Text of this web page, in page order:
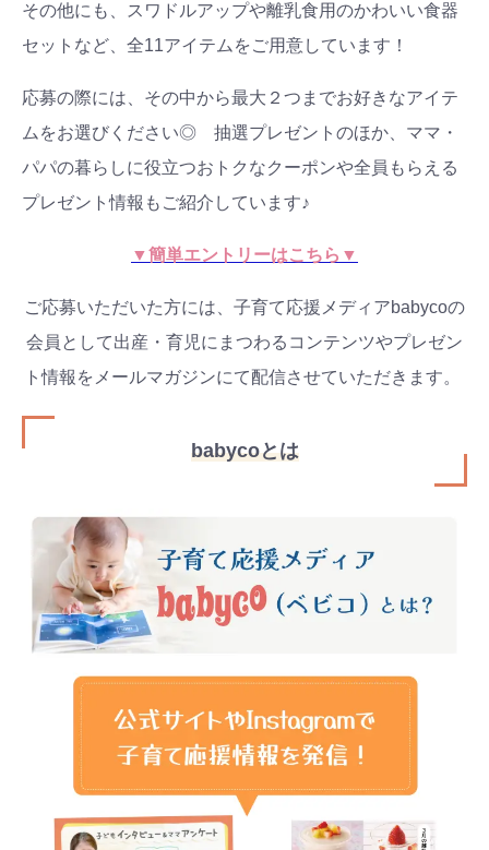
その他にも、スワドルアップや離乳食用のかわいい食器
セットなど、全11アイテムをご用意しています！
応募の際には、その中から最大２つまでお好きなアイテ
ムをお選びください◎ 抽選プレゼントのほか、ママ・
パパの暮らしに役立つおトクなクーポンや全員もらえる
プレゼント情報もご紹介しています♪
▼簡単エントリーはこちら▼
ご応募いただいた方には、子育て応援メディアbabycoの
会員として出産・育児にまつわるコンテンツやプレゼン
ト情報をメールマガジンにて配信させていただきます。
babycoとは